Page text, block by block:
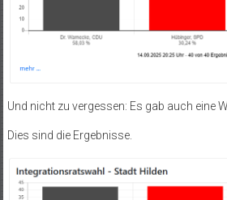
Und nicht zu vergessen: Es gab auch eine
Dies sind die Ergebnisse.